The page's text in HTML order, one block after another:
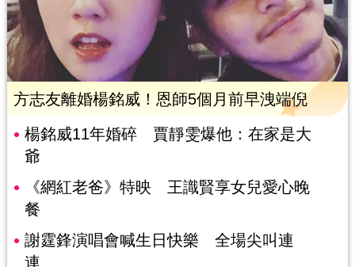
方志友離婚楊銘威！恩師5個月前早洩端倪
楊銘威11年婚碎 賈靜雯爆他：在家是大
爺
《網紅老爸》特映 王識賢享女兒愛心晚
餐
謝霆鋒演唱會喊生日快樂 全場尖叫連
連